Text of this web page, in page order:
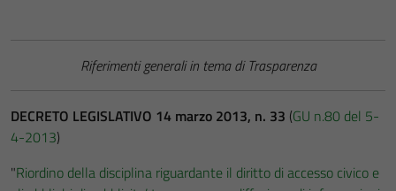
Riferimenti generali in tema di Trasparenza
DECRETO LEGISLATIVO 14 marzo 2013, n. 33 (GU n.80 del 5-
4-2013)
"Riordino della disciplina riguardante il diritto di accesso civico e